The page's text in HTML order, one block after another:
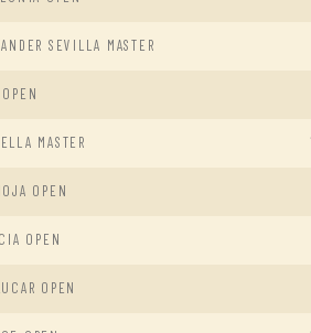
SEVILLA MASTER
MASTER
OPEN
OPEN
OPEN